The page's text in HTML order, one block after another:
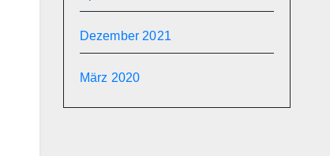
Dezember 2021
März 2020